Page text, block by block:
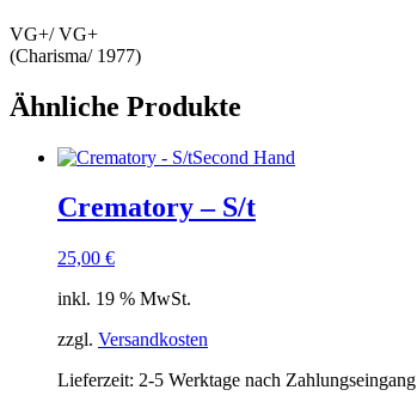
VG+/ VG+
(Charisma/ 1977)
Ähnliche Produkte
Second Hand
Crematory – S/t
25,00 €
inkl. 19 % MwSt.
zzgl. Versandkosten
Lieferzeit: 2-5 Werktage nach Zahlungseingang